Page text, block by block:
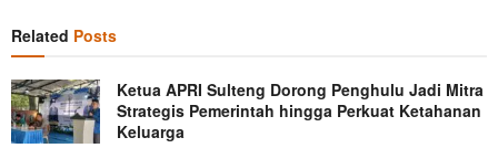
Related Posts
Ketua APRI Sulteng Dorong Penghulu Jadi Mitra
Strategis Pemerintah hingga Perkuat Ketahanan
Keluarga